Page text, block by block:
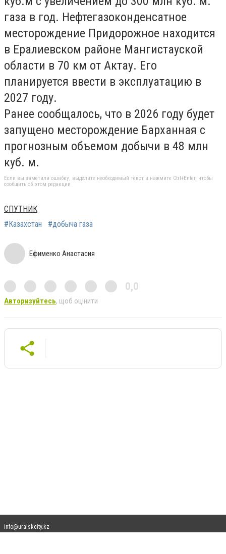
газа в год. Нефтегазоконденсатное
месторождение Придорожное находится
в Ералиевском районе Мангистауской
области в 70 км от Актау. Его
планируется ввести в эксплуатацию в
2027 году.
Ранее сообщалось, что в 2026 году будет
запущено месторождение Барханная с
прогнозным объемом добычи в 48 млн
куб. м.
Если вы заметили ошибку, выделите необходимый текст и нажмите Ctrl+Enter, чтобы
сообщить об этом редакции
СПУТНИК
#Казахстан
#добыча газа
Ефименко Анастасия
0,0
Авторизуйтесь, щоб оцінити
info@uralskcity.kz